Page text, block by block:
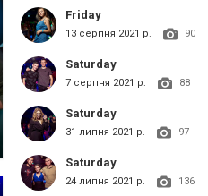
Friday
13 серпня 2021 р. 90
Saturday
7 серпня 2021 р. 88
Saturday
31 липня 2021 р. 97
Saturday
24 липня 2021 р. 136